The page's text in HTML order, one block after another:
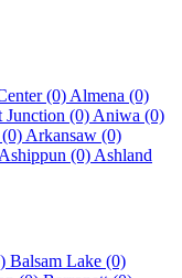
(0) Almena (0)
Junction (0) Aniwa (0)
Arkansaw (0)
Ashippun (0) Ashland
Balsam Lake (0)